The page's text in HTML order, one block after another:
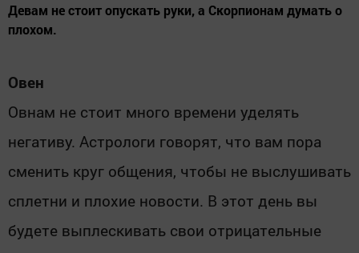
Девам не стоит опускать руки, а Скорпионам думать о
плохом.
Овен
Овнам не стоит много времени уделять
негативу. Астрологи говорят, что вам пора
сменить круг общения, чтобы не выслушивать
сплетни и плохие новости. В этот день вы
будете выплескивать свои отрицательные